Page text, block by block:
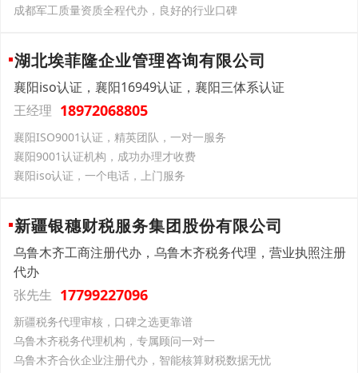
成都军工质量资质全程代办，良好的行业口碑
湖北埃菲隆企业管理咨询有限公司
襄阳iso认证，襄阳16949认证，襄阳三体系认证
王经理 18972068805
襄阳ISO9001认证，精英团队，一对一服务
襄阳9001认证机构，成功办理才收费
襄阳iso认证，一个电话，上门服务
新疆银穗财税服务集团股份有限公司
乌鲁木齐工商注册代办，乌鲁木齐税务代理，营业执照注册
代办
张先生 17799227096
新疆税务代理审核，口碑之选更靠谱
乌鲁木齐税务代理机构，专属顾问一对一
乌鲁木齐合伙企业注册代办，智能核算财税数据无忧